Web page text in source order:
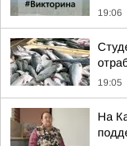
19:06
19:05
На